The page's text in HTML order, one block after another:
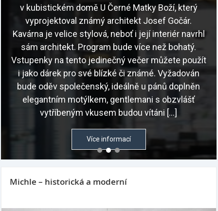
v kubistickém domě U Černé Matky Boží, který
vyprojektoval známý architekt Josef Gočár.
Kavárna je velice stylová, neboť i její interiér navrhl
sám architekt. Program bude více než bohatý.
Vstupenky na tento jedinečný večer můžete použít
i jako dárek pro své blízké či známé. Vyžadován
bude oděv společenský, ideálně u pánů doplněn
elegantním motýlkem, gentlemani s obzvlášť
vytříbeným vkusem budou vítáni […]
Více informací
Michle – historická a moderní